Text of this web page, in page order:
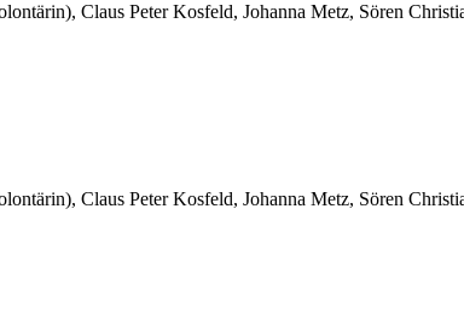
Claus Peter Kosfeld, Johanna Metz, Sören
Claus Peter Kosfeld, Johanna Metz, Sören